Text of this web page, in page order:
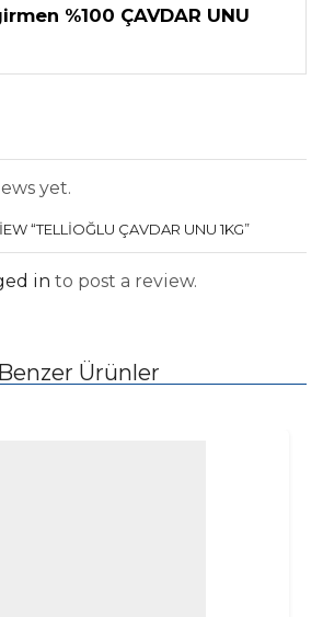
%100 ÇAVDAR UNU
yet.
“TELLİOĞLU ÇAVDAR UNU 1KG”
in to post a review.
Benzer Ürünler